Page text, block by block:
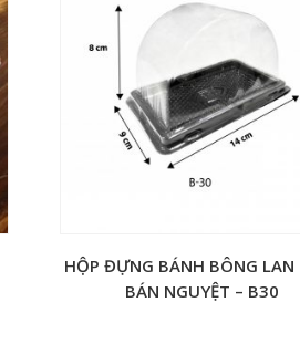
HỘP ĐỰNG BÁNH BÔNG LAN
BÁN NGUYỆT – B30